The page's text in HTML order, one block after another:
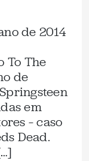
de 2014
To The
de
em
– caso
Dead.